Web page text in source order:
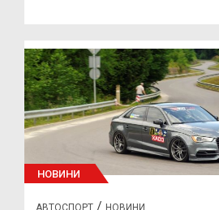
НОВИНИ
АВТОСПОРТ / НОВИНИ